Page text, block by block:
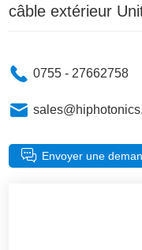
câble extérieur
0755 - 27662758
Envoyer une